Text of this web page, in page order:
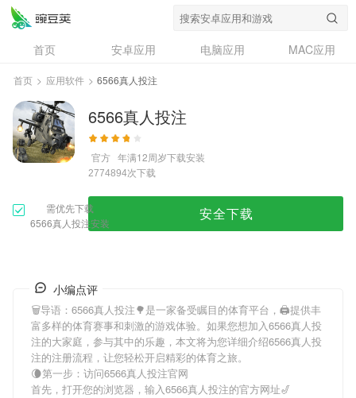
首页 安卓应用 电脑应用
MAC应用
资讯
专题
问答
首页 > 应用软件 > 6566真人投注
6566真人投注
官方 年满12周岁下载安装
2774894次下载
需优先下载
6566真人投注安装
安全下载
小编点评
🗑导语： 6566真人投注🌳是一家备受瞩目的体育平台，🖨提供丰
富多样的体育赛事和刺激的游戏体验。如果您想加入6566真人投
注的大家庭，参与其中的乐趣，本文将为您详细介绍6566真人投
注的注册流程，让您轻松开启精彩的体育之旅。
🌘第一步：访问6566真人投注官网
首先，打开您的浏览器，输入6566真人投注的官方网址🎷